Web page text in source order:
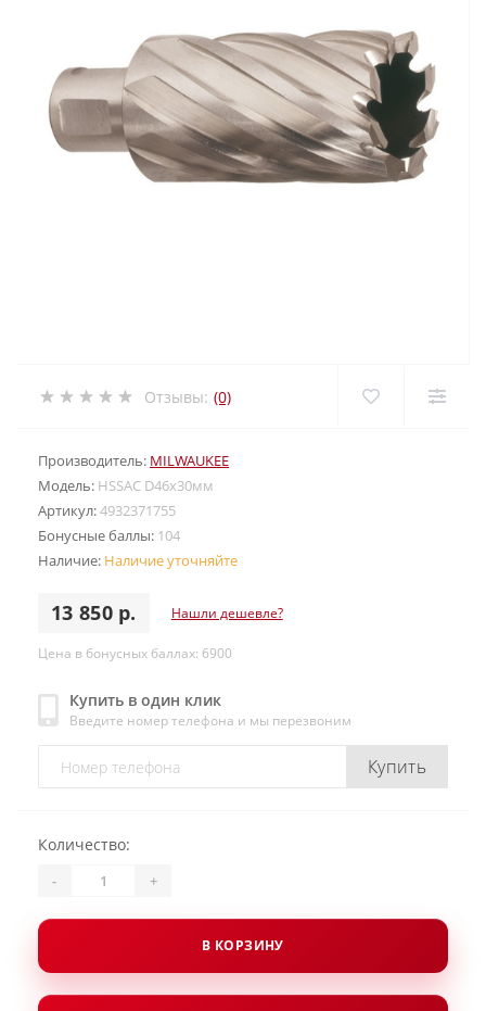
Отзывы: (0)
Производитель: MILWAUKEE
Модель: HSSAC D46х30мм
Артикул:4932371755
Бонусные баллы: 104
Наличие: Наличие уточняйте
13 850 р. Нашли дешевле?
Цена в бонусных баллах: 6900
Купить в один клик
Введите номер телефона и мы перезвоним
Купить
Количество:
- +
В КОРЗИНУ